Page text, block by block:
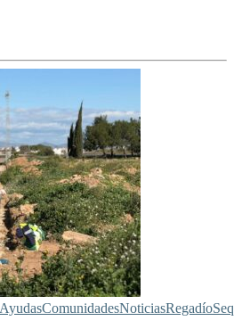
AyudasComunidadesNoticiasRegadío